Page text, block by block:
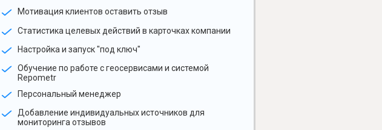
Мотивация клиентов оставить отзыв
Статистика целевых действий в карточках компании
Настройка и запуск "под ключ"
Обучение по работе с геосервисами и системой
Repometr
Персональный менеджер
Добавление индивидуальных источников для
мониторинга отзывов